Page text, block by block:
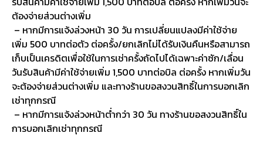
ต้องจ่ายส่วนต่างเพิ่ม
– หากมีการแจ้งล่วงหน้า 30 วัน การเปลี่ยนแปลงมีค่าใช้จ่าย
เพิ่ม 500 บาทต่อตัว ต่อครั้ง/ยกเลิกไม่ได้รับเงินคืนหรือสามารถ
เก็บเป็นเครดิตเพื่อใช้ในการเช่าครั้งถัดไปได้เฉพาะค่าซัก/เลื่อน
วันรับสินค้ามีค่าใช้จ่ายเพิ่ม 1,500 บาทต่อบิล ต่อครั้ง หากเพิ่มวัน
จะต้องจ่ายส่วนต่างเพิ่ม และทางร้านขอสงวนสิทธิ์ในการบอกเลิก
เช่าทุกกรณี
– หากมีการแจ้งล่วงหน้าต่ำกว่า 30 วัน ทางร้านขอสงวนสิทธิ์ใน
การบอกเลิกเช่าทุกกรณี